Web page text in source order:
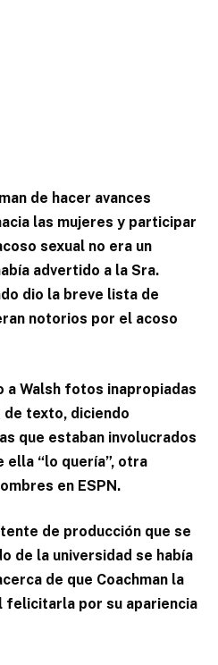
de hacer avances
las mujeres y participar
sexual no era un
advertido a la Sra.
dio la breve lista de
notorios por el acoso
a Walsh fotos inapropiadas
de texto, diciendo
que estaban involucrados
“lo quería”, otra
en ESPN.
de producción que se
de la universidad se había
de que Coachman la
felicitarla por su apariencia